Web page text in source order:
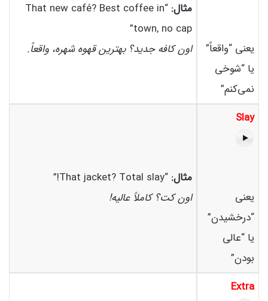
یعنی “واقعاً”
یا “شوخی
نمی‌کنم”
مثال: “That new café? Best coffee in
town, no cap”
اون کافه جدید؟ بهترین قهوه شهره، واقعاً.
Slay
یعنی
“درخشیدن”
یا “عالی
بودن”
مثال: “That jacket? Total slay!”
اون کت؟ کاملاً عالیه!
Extra